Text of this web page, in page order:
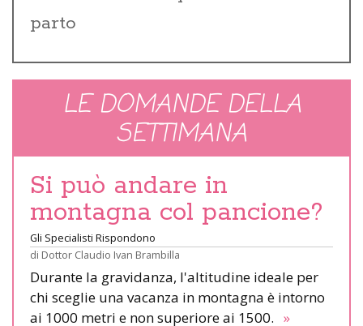
parto
LE DOMANDE DELLA
SETTIMANA
Si può andare in
montagna col pancione?
Gli Specialisti Rispondono
di Dottor Claudio Ivan Brambilla
Durante la gravidanza, l'altitudine ideale per
chi sceglie una vacanza in montagna è intorno
ai 1000 metri e non superiore ai 1500. »